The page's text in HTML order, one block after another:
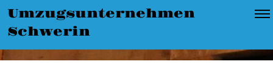
Umzugsunternehmen
Schwerin